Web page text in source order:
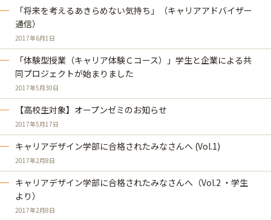
「将来を考えるあきらめない気持ち」（キャリアアドバイザー
通信）
2017年6月1日
「体験型授業（キャリア体験Ｃコース）」学生と企業による共
同プロジェクトが始まりました
2017年5月30日
【高校生対象】オープンゼミのお知らせ
2017年5月17日
キャリアデザイン学部に合格されたみなさんへ (Vol.1)
2017年2月8日
キャリアデザイン学部に合格されたみなさんへ（Vol.2 ・学生
より）
2017年2月8日